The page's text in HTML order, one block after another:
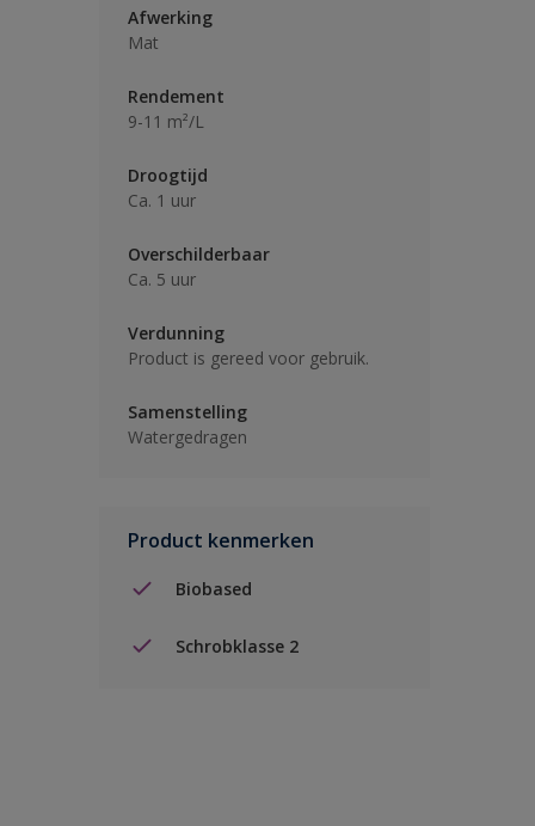
Afwerking
Mat
Rendement
9-11 m²/L
Droogtijd
Ca. 1 uur
Overschilderbaar
Ca. 5 uur
Verdunning
Product is gereed voor gebruik.
Samenstelling
Watergedragen
Product kenmerken
Biobased
Schrobklasse 2